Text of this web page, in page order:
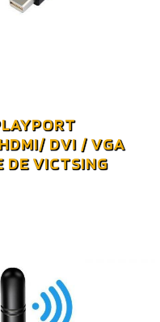
DVI / VGA
DE VICTSING